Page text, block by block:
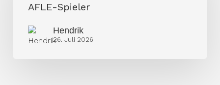
AFLE-
AFLE-Spieler
Hendrik
26. Juli 2026